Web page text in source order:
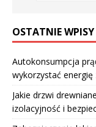
OSTATNIE WPISY
Autokonsumpcja
wykorzystać
Jakie drzwi
izolacyjność i